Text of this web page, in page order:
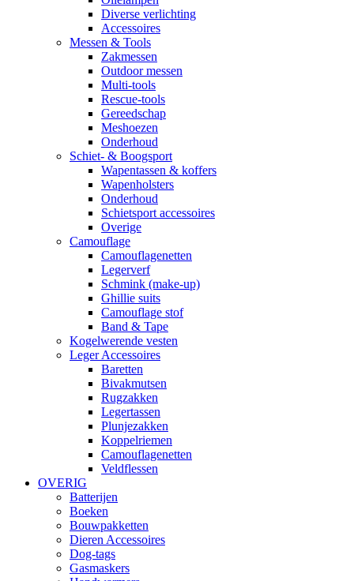
Diverse verlichting
Accessoires
Messen & Tools
Zakmessen
Outdoor messen
Multi-tools
Rescue-tools
Gereedschap
Meshoezen
Onderhoud
Schiet- & Boogsport
Wapentassen & koffers
Wapenholsters
Onderhoud
Schietsport accessoires
Overige
Camouflage
Camouflagenetten
Legerverf
Schmink (make-up)
Ghillie suits
Camouflage stof
Band & Tape
Kogelwerende vesten
Leger Accessoires
Baretten
Bivakmutsen
Rugzakken
Legertassen
Plunjezakken
Koppelriemen
Camouflagenetten
Veldflessen
OVERIG
Batterijen
Boeken
Bouwpakketten
Dieren Accessoires
Dog-tags
Gasmaskers